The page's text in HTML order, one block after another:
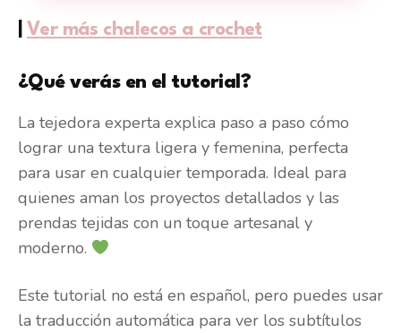
Ver más chalecos a crochet
¿Qué verás en el tutorial?
La tejedora experta explica paso a paso cómo
lograr una textura ligera y femenina, perfecta
para usar en cualquier temporada. Ideal para
quienes aman los proyectos detallados y las
prendas tejidas con un toque artesanal y
moderno.
Este tutorial no está en español, pero puedes usar
la traducción automática para ver los subtítulos